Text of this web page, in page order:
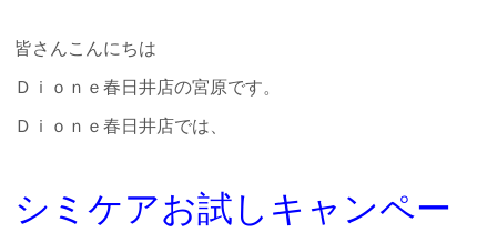
皆さんこんにちは
Ｄｉｏｎｅ春日井店の宮原です。
Ｄｉｏｎｅ春日井店では、
シミケアお試しキャンペー